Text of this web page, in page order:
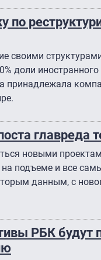
своими
доли
принадлежала
главреда
новыми
на подъеме и все
данным, с
РБК будут